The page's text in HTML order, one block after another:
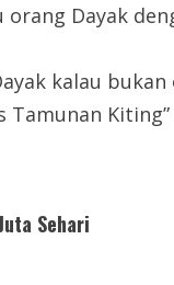
Dayak
kalau
Sehari